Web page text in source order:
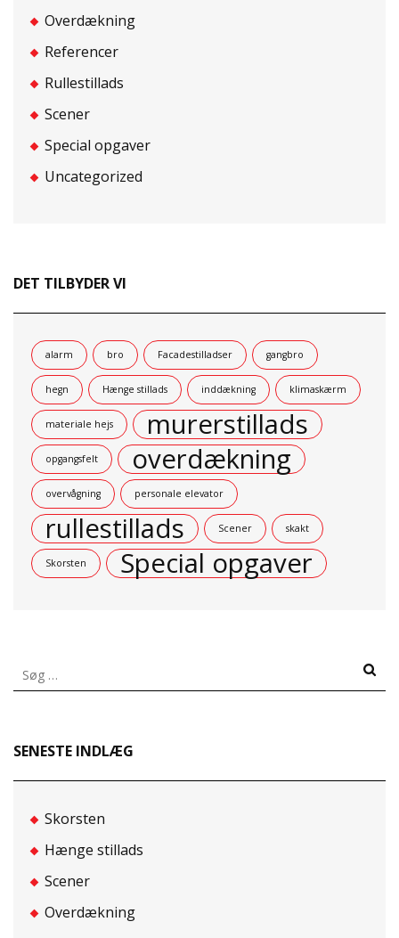
Overdækning
Referencer
Rullestillads
Scener
Special opgaver
Uncategorized
DET TILBYDER VI
alarm bro Facadestilladser gangbro
hegn Hænge stillads inddækning klimaskærm
materiale hejs murerstillads
opgangsfelt overdækning
overvågning personale elevator
rullestillads Scener skakt
Skorsten Special opgaver
Søg
efter:
SENESTE INDLÆG
Skorsten
Hænge stillads
Scener
Overdækning